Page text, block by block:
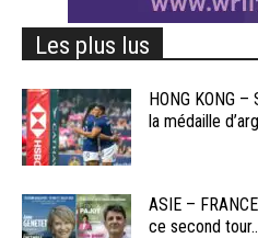
Les plus lus
HONG KONG
la médaille
ASIE –
ce second